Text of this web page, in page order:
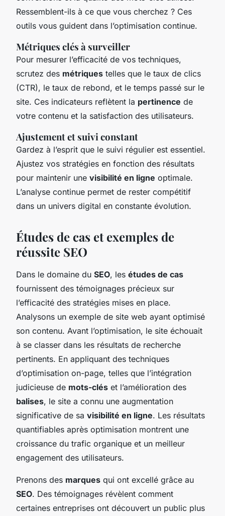
Ressemblent-ils à ce que vous cherchez ? Ces
outils vous guident dans l’optimisation continue.
Métriques clés à surveiller
Pour mesurer l’efficacité de vos techniques,
scrutez des métriques telles que le taux de clics
(CTR), le taux de rebond, et le temps passé sur le
site. Ces indicateurs reflètent la pertinence de
votre contenu et la satisfaction des utilisateurs.
Ajustement et suivi constant
Gardez à l’esprit que le suivi régulier est essentiel.
Ajustez vos stratégies en fonction des résultats
pour maintenir une visibilité en ligne optimale.
L’analyse continue permet de rester compétitif
dans un univers digital en constante évolution.
Études de cas et exemples de
réussite SEO
Dans le domaine du SEO, les études de cas
fournissent des témoignages précieux sur
l’efficacité des stratégies mises en place.
Analysons un exemple de site web ayant optimisé
son contenu. Avant l’optimisation, le site échouait
à se classer dans les résultats de recherche
pertinents. En appliquant des techniques
d’optimisation on-page, telles que l’intégration
judicieuse de mots-clés et l’amélioration des
balises, le site a connu une augmentation
significative de sa visibilité en ligne. Les résultats
quantifiables après optimisation montrent une
croissance du trafic organique et un meilleur
engagement des utilisateurs.
Prenons des marques qui ont excellé grâce au
SEO. Des témoignages révèlent comment
certaines entreprises ont découvert un public plus